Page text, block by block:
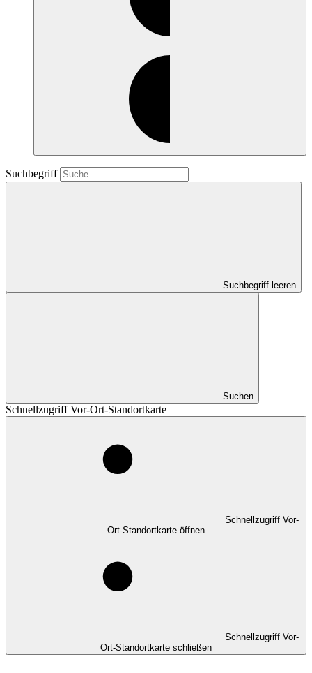
Suchbegriff
Suchbegriff leeren
Suchen
Schnellzugriff Vor-Ort-Standortkarte
Schnellzugriff Vor-
Ort-Standortkarte öffnen
Schnellzugriff Vor-
Ort-Standortkarte schließen